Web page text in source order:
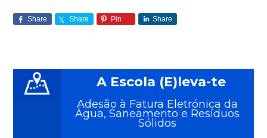
Share Share Pin Share
A Escola (E)leva-te
Adesão à Fatura Eletrónica da
Água, Saneamento e Resíduos
Sólidos